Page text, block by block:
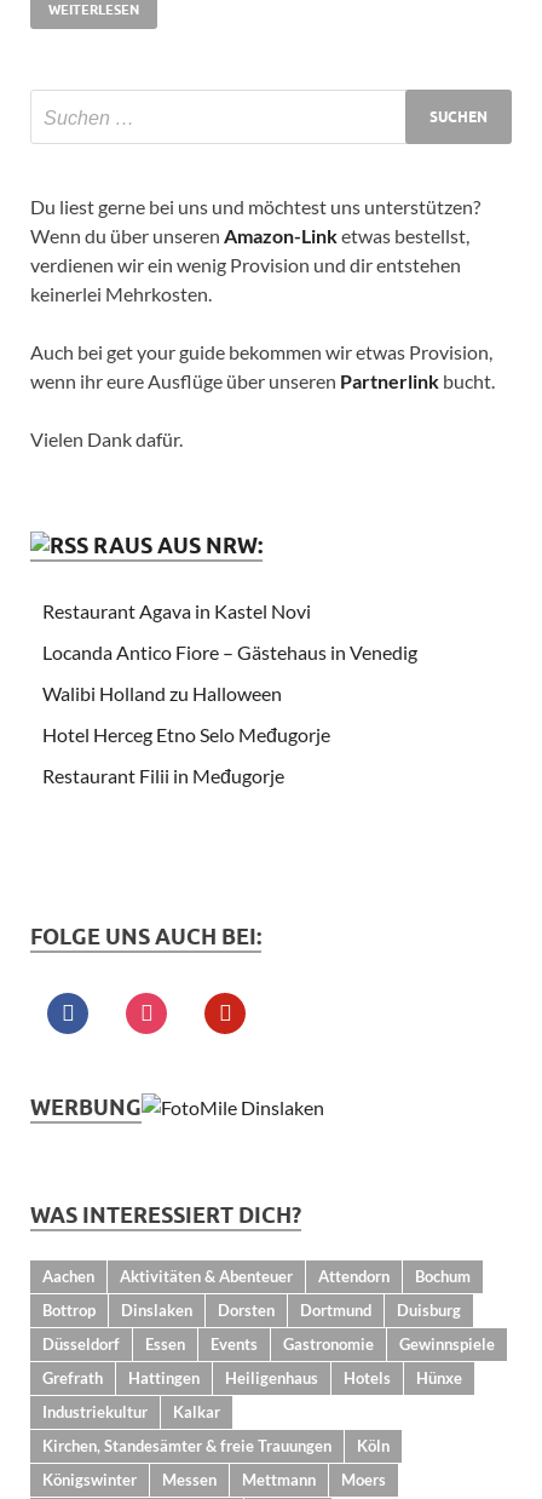
WEITERLESEN
Du liest gerne bei uns und möchtest uns unterstützen?
Wenn du über unseren Amazon-Linketwas bestellst,
verdienen wir ein wenig Provision und dir entstehen
keinerlei Mehrkosten.
Auch bei get your guide bekommen wir etwas Provision,
wenn ihr eure Ausflüge über unseren Partnerlink bucht.
Vielen Dank dafür.
RAUS AUS NRW:
Restaurant Agava in Kastel Novi
Locanda Antico Fiore – Gästehaus in Venedig
Walibi Holland zu Halloween
Hotel Herceg Etno Selo Međugorje
Restaurant Filii in Međugorje
FOLGE UNS AUCH BEI:
WERBUNG
WAS INTERESSIERT DICH?
Aachen Aktivitäten & Abenteuer Attendorn
Bochum
Bottrop
Dinslaken Dorsten Dortmund
Duisburg
Düsseldorf
Essen Events Gastronomie
Gewinnspiele
Grefrath
Hattingen Heiligenhaus Hotels
Hünxe
Industriekultur
Kalkar
Kirchen, Standesämter & freie Trauungen
Köln
Königswinter
Messen Mettmann
Moers